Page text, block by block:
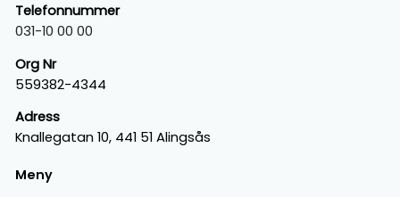
Telefonnummer
031-10 00 00
Org Nr
559382-4344
Adress
Knallegatan 10, 441 51 Alingsås
Meny